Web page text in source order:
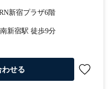
新宿プラザ6階
新宿駅 徒歩9分
わせる